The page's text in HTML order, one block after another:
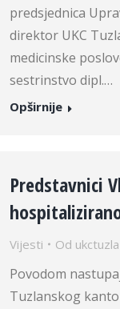
predsjednica
direktor UKC
medicinske
sestrinstvo dipl.…
Opširnije
Predstavnici
Vijesti Od ukctuzla
Povodom
Tuzlanskog